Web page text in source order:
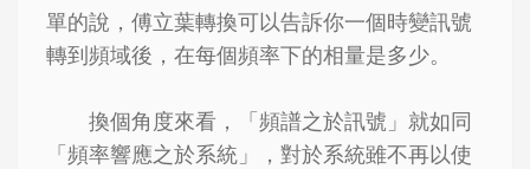
單的說，傅立葉轉換可以告訴你一個時變訊號
轉到頻域後，在每個頻率下的相量是多少。
換個角度來看，「頻譜之於訊號」就如同
「頻率響應之於系統」，對於系統雖不再以使